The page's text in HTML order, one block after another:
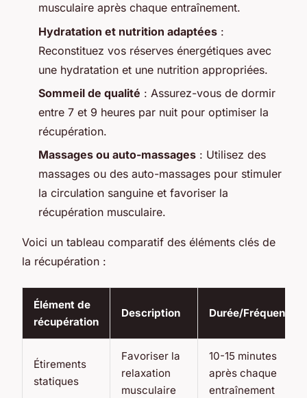
musculaire après chaque entraînement.
Hydratation et nutrition adaptées :
Reconstituez vos réserves énergétiques avec
une hydratation et une nutrition appropriées.
Sommeil de qualité : Assurez-vous de dormir
entre 7 et 9 heures par nuit pour optimiser la
récupération.
Massages ou auto-massages : Utilisez des
massages ou des auto-massages pour stimuler
la circulation sanguine et favoriser la
récupération musculaire.
Voici un tableau comparatif des éléments clés de
la récupération :
Élément de
récupération
Description Durée/Fréquence
Étirements
statiques
Favoriser la
relaxation
musculaire
10-15 minutes
après chaque
entraînement